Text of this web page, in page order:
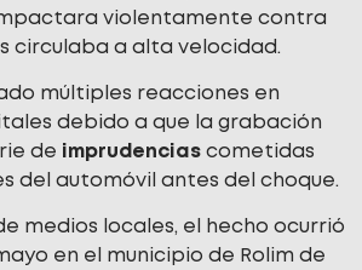
violentamente contra
circulaba a alta velocidad.
múltiples reacciones en
debido a que la grabación
de imprudencias cometidas
del automóvil antes del choque.
medios locales, el hecho ocurrió
en el municipio de Rolim de